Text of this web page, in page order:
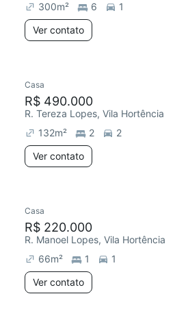
300m² 6
1
Ver contato
Casa
R$ 490.000
R. Tereza Lopes, Vila Hortência
132m² 2
2
Ver contato
Casa
R$ 220.000
R. Manoel Lopes, Vila Hortência
66m² 1
1
Ver contato